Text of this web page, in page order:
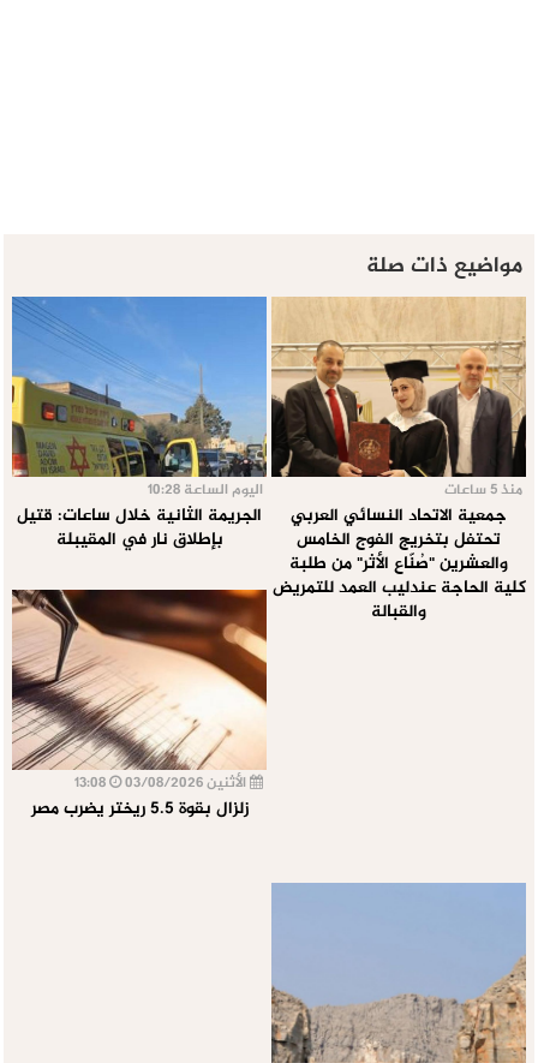
مواضيع ذات صلة
منذ 5 ساعات
جمعية الاتحاد النسائي العربي
تحتفل بتخريج الفوج الخامس
والعشرين "صُنّاع الأثر" من طلبة
كلية الحاجة عندليب العمد للتمريض
والقبالة
اليوم الساعة 10:28
الجريمة الثانية خلال ساعات: قتيل
بإطلاق نار في المقيبلة
الأثنين 03/08/2026
زلزال بقوة 5.5 ريختر يضرب مصر